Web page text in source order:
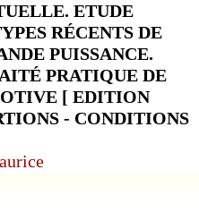
ETUDE
RÉCENTS DE
PUISSANCE.
PRATIQUE DE
[ EDITION
- CONDITIONS